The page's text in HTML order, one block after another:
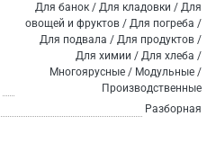
Для банок / Для кладовки / Для
овощей и фруктов / Для погреба /
Для подвала / Для продуктов /
Для химии / Для хлеба /
Многоярусные / Модульные /
Производственные
Разборная